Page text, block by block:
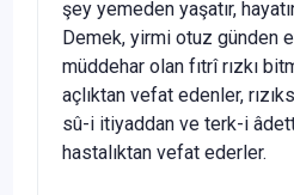
şey yemeden yaşatır,
Demek, yirmi otuz günden
müddehar olan fıtrî rızkı
açlıktan vefat edenler,
sû-i itiyaddan ve terk-i
hastalıktan vefat ederler.